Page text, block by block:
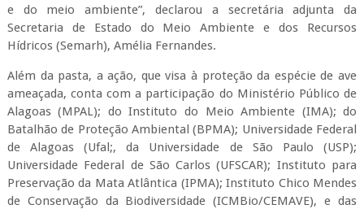
e do meio ambiente”, declarou a secretária adjunta da
Secretaria de Estado do Meio Ambiente e dos Recursos
Hídricos (Semarh), Amélia Fernandes.
Além da pasta, a ação, que visa à proteção da espécie de ave
ameaçada, conta com a participação do Ministério Público de
Alagoas (MPAL); do Instituto do Meio Ambiente (IMA); do
Batalhão de Proteção Ambiental (BPMA); Universidade Federal
de Alagoas (Ufal;, da Universidade de São Paulo (USP);
Universidade Federal de São Carlos (UFSCAR); Instituto para
Preservação da Mata Atlântica (IPMA); Instituto Chico Mendes
de Conservação da Biodiversidade (ICMBio/CEMAVE), e das